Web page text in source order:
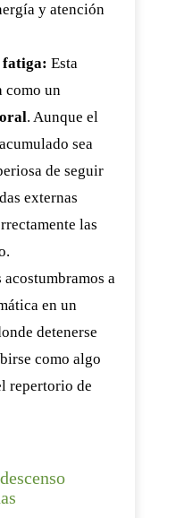
y atención
fatiga: Esta
como un
. Aunque el
sea
de seguir
externas
las
acostumbramos a
en un
detenerse
como algo
repertorio de